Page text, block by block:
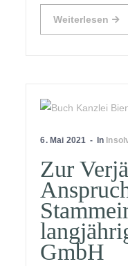
Weiterlesen
6. Mai 2021 In
Zur
GmbH